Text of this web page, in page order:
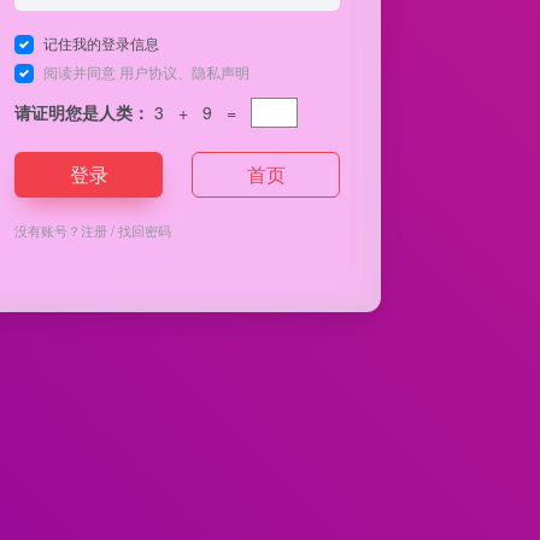
记住我的登录信息
阅读并同意 用户协议 隐私声明
请证明您是人类： 3 + 9 =
登录 首页
没有账号？注册/找回密码